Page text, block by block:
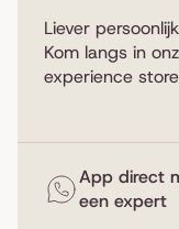
Liever
Kom langs in
experience store
App direct
een expert